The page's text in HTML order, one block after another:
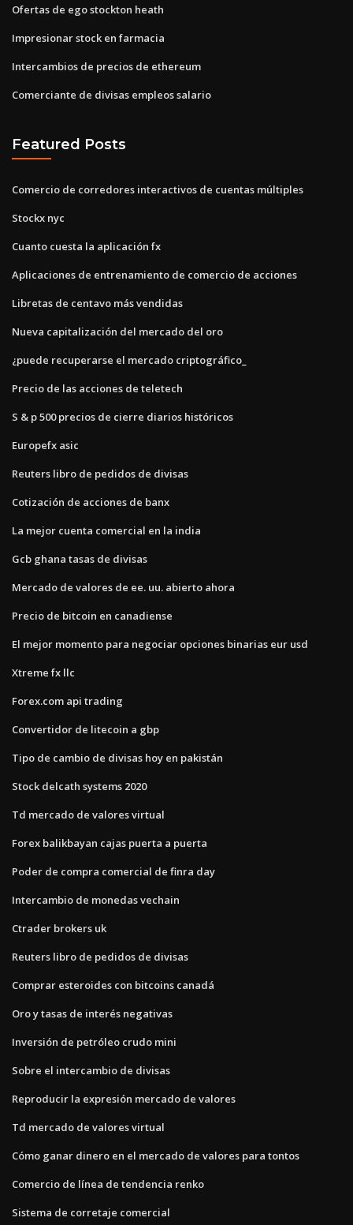
Ofertas de ego stockton heath
Impresionar stock en farmacia
Intercambios de precios de ethereum
Comerciante de divisas empleos salario
Featured Posts
Comercio de corredores interactivos de cuentas múltiples
Stockx nyc
Cuanto cuesta la aplicación fx
Aplicaciones de entrenamiento de comercio de acciones
Libretas de centavo más vendidas
Nueva capitalización del mercado del oro
¿puede recuperarse el mercado criptográfico_
Precio de las acciones de teletech
S & p 500 precios de cierre diarios históricos
Europefx asic
Reuters libro de pedidos de divisas
Cotización de acciones de banx
La mejor cuenta comercial en la india
Gcb ghana tasas de divisas
Mercado de valores de ee. uu. abierto ahora
Precio de bitcoin en canadiense
El mejor momento para negociar opciones binarias eur usd
Xtreme fx llc
Forex.com api trading
Convertidor de litecoin a gbp
Tipo de cambio de divisas hoy en pakistán
Stock delcath systems 2020
Td mercado de valores virtual
Forex balikbayan cajas puerta a puerta
Poder de compra comercial de finra day
Intercambio de monedas vechain
Ctrader brokers uk
Reuters libro de pedidos de divisas
Comprar esteroides con bitcoins canadá
Oro y tasas de interés negativas
Inversión de petróleo crudo mini
Sobre el intercambio de divisas
Reproducir la expresión mercado de valores
Td mercado de valores virtual
Cómo ganar dinero en el mercado de valores para tontos
Comercio de línea de tendencia renko
Sistema de corretaje comercial